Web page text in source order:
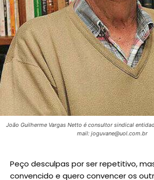
João Guilherme Vargas Netto é consultor sindical
mail: joguvane@uol.com.br
Peço desculpas por ser repetitivo,
convencido e quero convencer os